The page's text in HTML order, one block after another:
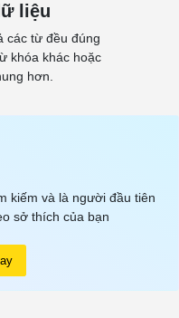
liệu
các từ đều đúng
khóa khác hoặc
hơn.
kiếm và là người đầu tiên
sở thích của bạn